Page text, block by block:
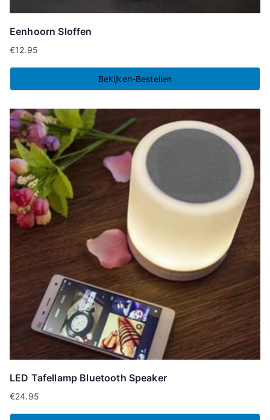
Eenhoorn Sloffen
€12.95
Bekijken-Bestellen
LED Tafellamp Bluetooth Speaker
€24.95